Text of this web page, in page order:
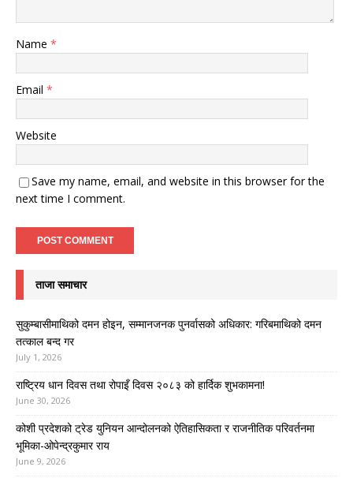
Name *
Email *
Website
Save my name, email, and website in this browser for the
next time I comment.
ताजा समाचार
सुकुम्बासीमाथिको दमन होइन, सम्मानजनक पुनर्वासको अधिकार: गरिबमाथिको दमन
तत्काल बन्द गर
July 1, 2026
राष्ट्रिय धान दिवस तथा रोपाइँ दिवस २०८३ को हार्दिक शुभकामना!
June 30, 2026
कोशी प्रदेशको ट्रेड युनियन आन्दोलनको ऐतिहासिकता र राजनीतिक परिवर्तनमा
भूमिका-ओपेन्द्रकुमार राय
June 9, 2026